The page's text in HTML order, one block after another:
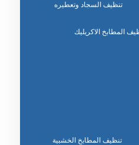
تنظيف السجاد وتعطيره
المطابخ الاكريليك
تنظيف المطابخ الخشبية